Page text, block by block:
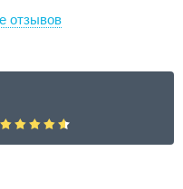
отзывов